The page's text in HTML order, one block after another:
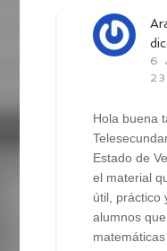
6
Hola buena
Estado de
el material
útil, práctico
alumnos